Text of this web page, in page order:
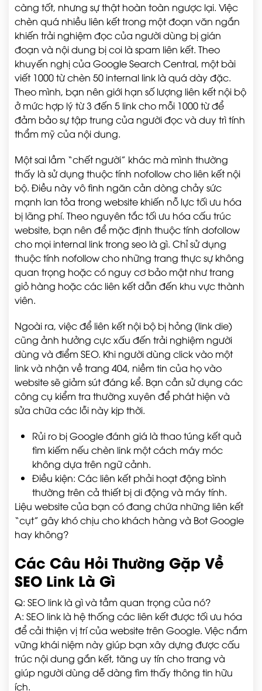
càng tốt, nhưng sự thật hoàn toàn ngược lại. Việc
chèn quá nhiều liên kết trong một đoạn văn ngắn
khiến trải nghiệm đọc của người dùng bị gián
đoạn và nội dung bị coi là spam liên kết. Theo
khuyến nghị của Google Search Central, một bài
viết 1000 từ chèn 50 internal link là quá dày đặc.
Theo mình, bạn nên giới hạn số lượng liên kết nội bộ
ở mức hợp lý từ 3 đến 5 link cho mỗi 1000 từ để
đảm bảo sự tập trung của người đọc và duy trì tính
thẩm mỹ của nội dung.
Một sai lầm “chết người” khác mà mình thường
thấy là sử dụng thuộc tính nofollow cho liên kết nội
bộ. Điều này vô tình ngăn cản dòng chảy sức
mạnh lan tỏa trong website khiến nỗ lực tối ưu hóa
bị lãng phí. Theo nguyên tắc tối ưu hóa cấu trúc
website, bạn nên để mặc định thuộc tính dofollow
cho mọi internal link trong seo là gì. Chỉ sử dụng
thuộc tính nofollow cho những trang thực sự không
quan trọng hoặc có nguy cơ bảo mật như trang
giỏ hàng hoặc các liên kết dẫn đến khu vực thành
viên.
Ngoài ra, việc để liên kết nội bộ bị hỏng (link die)
cũng ảnh hưởng cực xấu đến trải nghiệm người
dùng và điểm SEO. Khi người dùng click vào một
link và nhận về trang 404, niềm tin của họ vào
website sẽ giảm sút đáng kể. Bạn cần sử dụng các
công cụ kiểm tra thường xuyên để phát hiện và
sửa chữa các lỗi này kịp thời.
Rủi ro bị Google đánh giá là thao túng kết quả
tìm kiếm nếu chèn link một cách máy móc
không dựa trên ngữ cảnh.
Điều kiện: Các liên kết phải hoạt động bình
thường trên cả thiết bị di động và máy tính.
Liệu website của bạn có đang chứa những liên kết
“cụt” gây khó chịu cho khách hàng và Bot Google
hay không?
Các Câu Hỏi Thường Gặp Về
SEO Link Là Gì
Q: SEO link là gì và tầm quan trọng của nó?
A: SEO link là hệ thống các liên kết được tối ưu hóa
để cải thiện vị trí của website trên Google. Việc nắm
vững khái niệm này giúp bạn xây dựng được cấu
trúc nội dung gắn kết, tăng uy tín cho trang và
giúp người dùng dễ dàng tìm thấy thông tin hữu
ích.